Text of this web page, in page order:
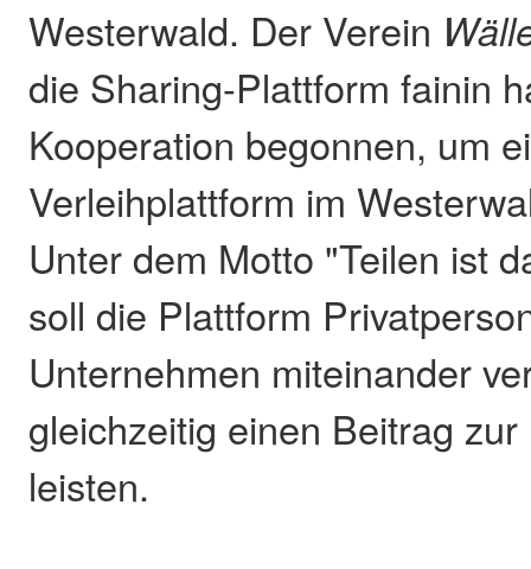
Westerwald. Der Verein
die Sharing-Plattform fainin
Kooperation begonnen, um
Verleihplattform im
Unter dem Motto "Teilen ist
soll die Plattform
Unternehmen miteinander
gleichzeitig einen Beitrag
leisten.